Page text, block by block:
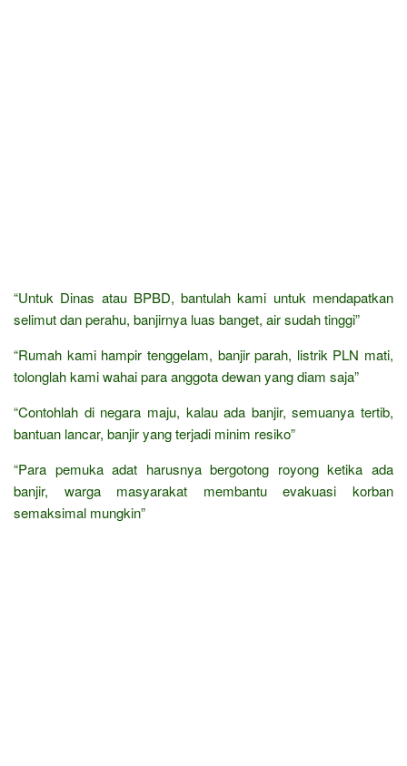
“Untuk Dinas atau BPBD, bantulah kami untuk mendapatkan
selimut dan perahu, banjirnya luas banget, air sudah tinggi”
“Rumah kami hampir tenggelam, banjir parah, listrik PLN mati,
tolonglah kami wahai para anggota dewan yang diam saja”
“Contohlah di negara maju, kalau ada banjir, semuanya tertib,
bantuan lancar, banjir yang terjadi minim resiko”
“Para pemuka adat harusnya bergotong royong ketika ada
banjir, warga masyarakat membantu evakuasi korban
semaksimal mungkin”